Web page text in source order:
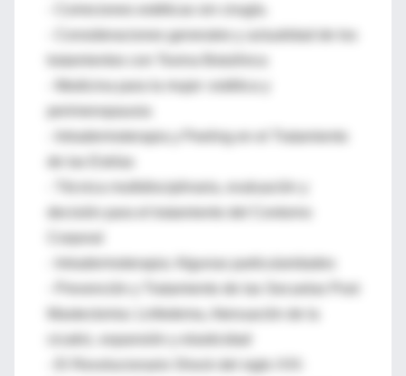
- Correciones estéticas sin cirugía.
- Consideraciones generales y actualidad de los
perimenopausia
- Intradermoterapia y Peeling en el Tratamiento
- Intradermoterapia: Algunas particularidades
- El Revolucionario Shock del siglo XXI: